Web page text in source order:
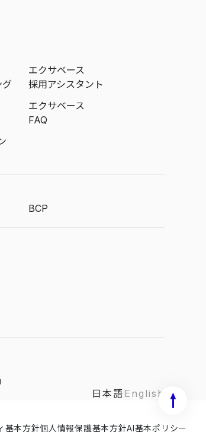
グ
エクサベース
採用アシスタント
エクサベース
FAQ
BCP
日本語 English
ISMS ISR029 / ISO27001
ISMS-CLS ISR029 /
ISMS-PIMS
基本方針個人情報保護基本方針AI基本ポリシー